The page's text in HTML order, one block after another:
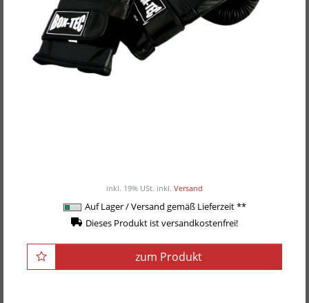
inkl. 19% USt. inkl. Versand
Auf Lager / Versand gemäß Lieferzeit **
Dieses Produkt ist versandkostenfrei!
zum Produkt